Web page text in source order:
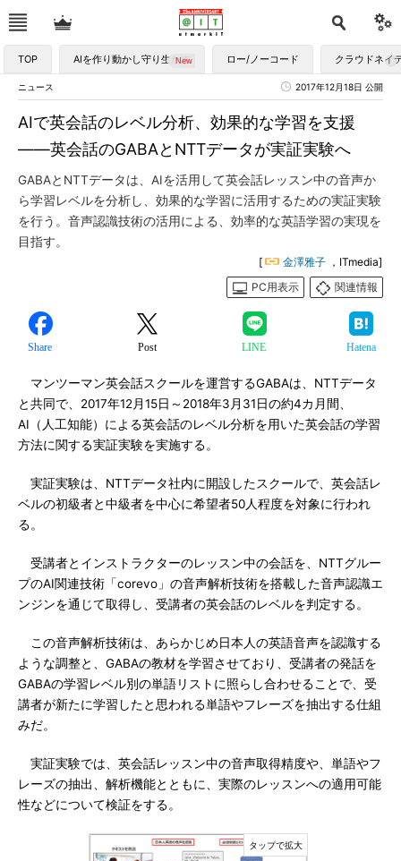
TOP AIを作り動かし守り生かす ロー/ノーコード クラウドネイ
ニュース 2017年12月18日 公開
AIで英会話のレベル分析、効果的な学習を支援
――英会話のGABAとNTTデータが実証実験へ
GABAとNTTデータは、AIを活用して英会話レッスン中の音声か
ら学習レベルを分析し、効果的な学習に活用するための実証実験
を行う。音声認識技術の活用による、効率的な英語学習の実現を
目指す。
[ 金澤雅子 ，ITmedia]
PC用表示
関連情報
Share Post LINE Hatena
マンツーマン英会話スクールを運営するGABAは、NTTデータ
と共同で、2017年12月15日～2018年3月31日の約4カ月間、
AI（人工知能）による英会話のレベル分析を用いた英会話の学習
方法に関する実証実験を実施する。
実証実験は、NTTデータ社内に開設したスクールで、英会話レ
ベルの初級者と中級者を中心に希望者50人程度を対象に行われ
る。
受講者とインストラクターのレッスン中の会話を、NTTグルー
プのAI関連技術「corevo」の音声解析技術を搭載した音声認識エ
ンジンを通じて取得し、受講者の英会話のレベルを判定する。
この音声解析技術は、あらかじめ日本人の英語音声を認識する
ような調整と、GABAの教材を学習させており、受講者の発話を
GABAの学習レベル別の単語リストに照らし合わせることで、受
講者が新たに学習したと思われる単語やフレーズを抽出する仕組
みだ。
実証実験では、英会話レッスン中の音声取得精度や、単語やフ
レーズの抽出、解析機能とともに、実際のレッスンへの適用可能
性などについて検証をする。